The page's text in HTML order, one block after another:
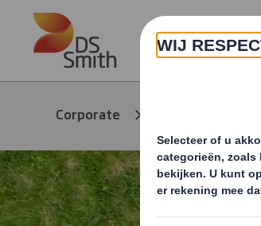
Skip to main content
Corporate